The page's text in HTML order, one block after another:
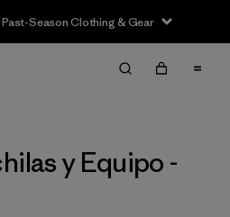
Season Clothing & Gear
Limpiar Todos
y Equipo -